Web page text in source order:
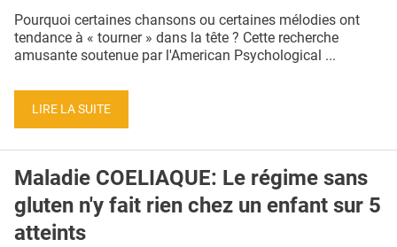
QUI SOMMES-NOUS ?
CONDITIONS GÉNÉRALES
CRÉDITS
Pourquoi certaines chansons ou certaines mélodies ont
tendance à « tourner » dans la tête ? Cette recherche
amusante soutenue par l'American Psychological ...
LIRE LA SUITE
Maladie COELIAQUE: Le régime sans
gluten n'y fait rien chez un enfant sur 5
atteints